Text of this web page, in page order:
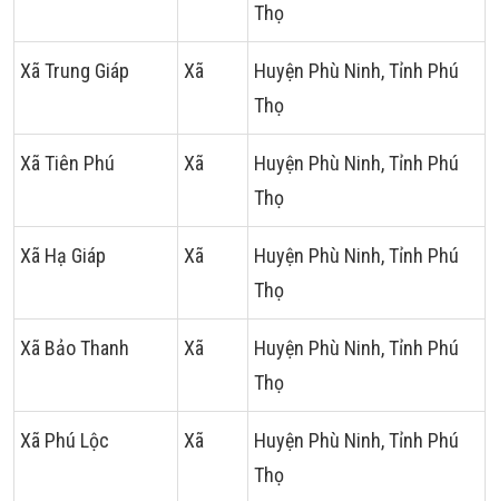
Thọ
Xã Trung Giáp Xã
Huyện Phù Ninh, Tỉnh Phú
Thọ
Xã Tiên Phú Xã
Huyện Phù Ninh, Tỉnh Phú
Thọ
Xã Hạ Giáp Xã
Huyện Phù Ninh, Tỉnh Phú
Thọ
Xã Bảo Thanh Xã
Huyện Phù Ninh, Tỉnh Phú
Thọ
Xã Phú Lộc Xã
Huyện Phù Ninh, Tỉnh Phú
Thọ